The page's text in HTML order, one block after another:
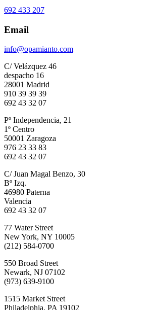
692 433 207
Email
info@opamianto.com
C/ Velázquez 46
despacho 16
28001 Madrid
910 39 39 39
692 43 32 07
Pº Independencia, 21
1º Centro
50001 Zaragoza
976 23 33 83
692 43 32 07
C/ Juan Magal Benzo, 30
Bº Izq.
46980 Paterna
Valencia
692 43 32 07
77 Water Street
New York, NY 10005
(212) 584-0700
550 Broad Street
Newark, NJ 07102
(973) 639-9100
1515 Market Street
Philadelphia, PA 19102